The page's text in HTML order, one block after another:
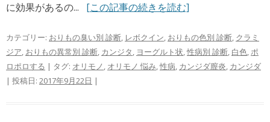
に効果があるの... [この記事の続きを読む]
カテゴリー: おりもの臭い別 診断, レボクイン, おりもの色別 診断, クラミ
ジア, おりもの異常別 診断, カンジタ, ヨーグルト状,性病別 診断, 白色,ポ
ロポロする | タグ: オリモノ, オリモノ 悩み,性病, カンジダ膣炎, カンジダ
| 投稿日: 2017年9月22日 |